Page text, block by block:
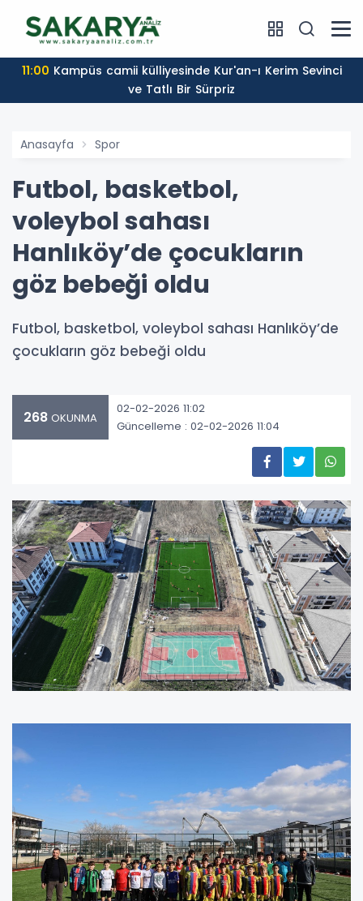
11:00
ve Tatlı Bir Sürpriz
Anasayfa Spor
Futbol, basketbol,
voleybol sahası
Hanlıköy’de çocukların
göz bebeği oldu
Futbol, basketbol, voleybol sahası Hanlıköy’de
çocukların göz bebeği oldu
268 OKUNMA
02-02-2026 11:02
Güncelleme : 02-02-2026 11:04